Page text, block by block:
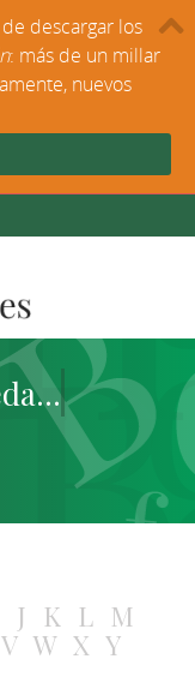
J K L M
V W X Y
descargar los
: más de un millar
nuevos